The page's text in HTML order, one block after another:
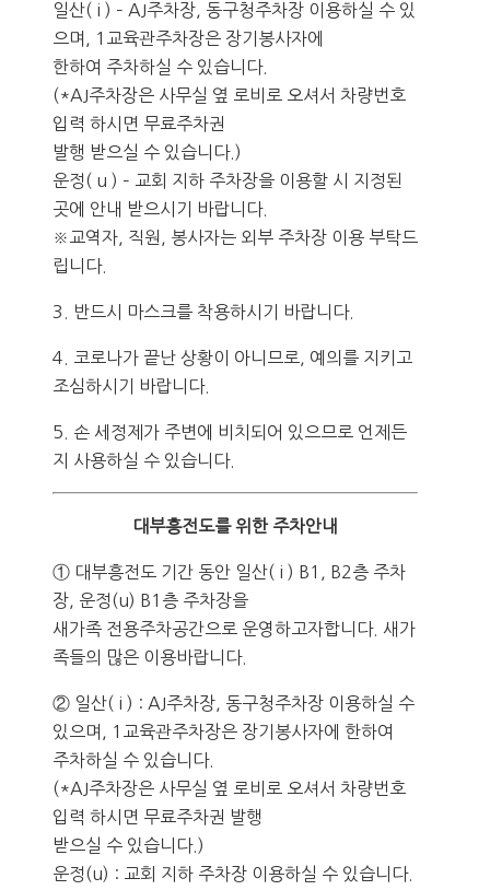
일산( i ) – AJ주차장, 동구청주차장 이용하실 수 있
으며, 1교육관주차장은 장기봉사자에
한하여 주차하실 수 있습니다.
(*AJ주차장은 사무실 옆 로비로 오셔서 차량번호
입력 하시면 무료주차권
발행 받으실 수 있습니다.)
운정( u ) – 교회 지하 주차장을 이용할 시 지정된
곳에 안내 받으시기 바랍니다.
※교역자, 직원, 봉사자는 외부 주차장 이용 부탁드
립니다.
3. 반드시 마스크를 착용하시기 바랍니다.
4. 코로나가 끝난 상황이 아니므로, 예의를 지키고
조심하시기 바랍니다.
5. 손 세정제가 주변에 비치되어 있으므로 언제든
지 사용하실 수 있습니다.
대부흥전도를 위한 주차안내
① 대부흥전도 기간 동안 일산( i ) B1, B2층 주차
장, 운정(u) B1층 주차장을
새가족 전용주차공간으로 운영하고자합니다. 새가
족들의 많은 이용바랍니다.
② 일산( i ) : AJ주차장, 동구청주차장 이용하실 수
있으며, 1교육관주차장은 장기봉사자에 한하여
주차하실 수 있습니다.
(*AJ주차장은 사무실 옆 로비로 오셔서 차량번호
입력 하시면 무료주차권 발행
받으실 수 있습니다.)
운정(u) : 교회 지하 주차장 이용하실 수 있습니다.